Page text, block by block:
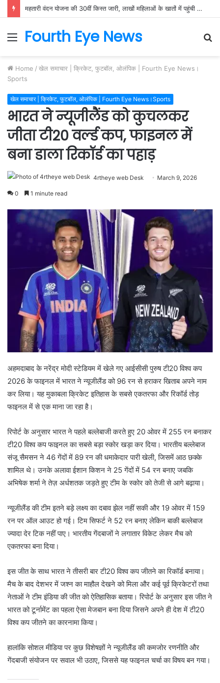
महतारी वंदन योजना की 30वीं किस्त जारी, लाखों महिलाओं के खातों में पहुंची सम्मान राशि
Menu
Fourth Eye News
Home / खेल समाचार | क्रिकेट, फुटबॉल, ओलंपिक | Fourth Eye News।
Sports
खेल समाचार | क्रिकेट, फुटबॉल, ओलंपिक | Fourth Eye News।Sports
भारत ने न्यूजीलैंड को कुचलकर
जीता टी20 वर्ल्ड कप, फाइनल में
बना डाला रिकॉर्ड का पहाड़
4rtheye web Desk March 9, 2026
0 1 minute read
अहमदाबाद के नरेंद्र मोदी स्टेडियम में खेले गए आईसीसी पुरुष टी20 विश्व कप
2026 के फाइनल में भारत ने न्यूजीलैंड को 96 रन से हराकर खिताब अपने नाम
कर लिया। यह मुकाबला क्रिकेट इतिहास के सबसे एकतरफा और रिकॉर्ड तोड़
फाइनल में से एक माना जा रहा है।
रिपोर्ट के अनुसार भारत ने पहले बल्लेबाजी करते हुए 20 ओवर में 255 रन बनाकर
टी20 विश्व कप फाइनल का सबसे बड़ा स्कोर खड़ा कर दिया। भारतीय बल्लेबाज
संजू सैमसन ने 46 गेंदों में 89 रन की धमाकेदार पारी खेली, जिसमें आठ छक्के
शामिल थे। उनके अलावा ईशान किशन ने 25 गेंदों में 54 रन बनाए जबकि
अभिषेक शर्मा ने तेज़ अर्धशतक जड़ते हुए टीम के स्कोर को तेजी से आगे बढ़ाया।
न्यूजीलैंड की टीम इतने बड़े लक्ष्य का दबाव झेल नहीं सकी और 19 ओवर में 159
रन पर ऑल आउट हो गई। टिम सिफर्ट ने 52 रन बनाए लेकिन बाकी बल्लेबाज
ज्यादा देर टिक नहीं पाए। भारतीय गेंदबाजों ने लगातार विकेट लेकर मैच को
एकतरफा बना दिया।
इस जीत के साथ भारत ने तीसरी बार टी20 विश्व कप जीतने का रिकॉर्ड बनाया।
मैच के बाद देशभर में जश्न का माहौल देखने को मिला और कई पूर्व क्रिकेटरों तथा
नेताओं ने टीम इंडिया की जीत को ऐतिहासिक बताया। रिपोर्ट के अनुसार इस जीत ने
भारत को टूर्नामेंट का पहला ऐसा मेजबान बना दिया जिसने अपने ही देश में टी20
विश्व कप जीतने का कारनामा किया।
हालांकि सोशल मीडिया पर कुछ विशेषज्ञों ने न्यूजीलैंड की कमजोर रणनीति और
गेंदबाजी संयोजन पर सवाल भी उठाए, जिससे यह फाइनल चर्चा का विषय बन गया।